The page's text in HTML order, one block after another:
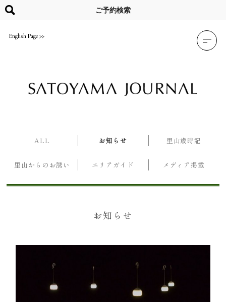
content
English Page
ご予約検索
ALL お知らせ 里山歳時記
里山からのお誘い エリアガイド メディア掲載
お知らせ